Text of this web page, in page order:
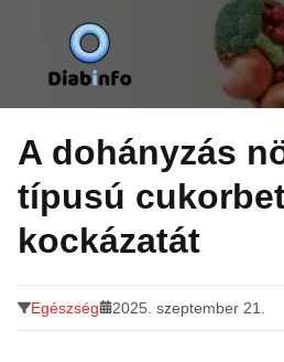
Tovább
tartalomra
Diabinfo.hu – Információk
A dohányzás
típusú
kockázatát
Egészség 2025. szeptember 21.